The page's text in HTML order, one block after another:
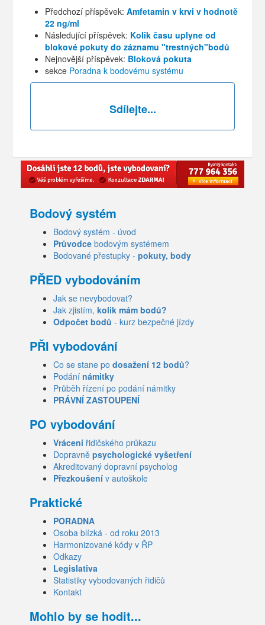
Předchozí příspěvek: Amfetamin v krvi v hodnotě
22 ng/ml
Následující příspěvek: Kolik času uplyne od
blokové pokuty do záznamu "trestných"bodů
Nejnovější příspěvek: Bloková pokuta
sekce Poradna k bodovému systému
Sdílejte...
Bodový systém
Bodový systém - úvod
Průvodce bodovým systémem
Bodované přestupky - pokuty, body
PŘED vybodováním
Jak se nevybodovat?
Jak zjistím, kolik mám bodů?
Odpočet bodů - kurz bezpečné jízdy
PŘI vybodování
Co se stane po dosažení 12 bodů?
Podání námitky
Průběh řízení po podání námitky
PRÁVNÍ ZASTOUPENÍ
PO vybodování
Vrácení řidičského průkazu
Dopravně psychologické vyšetření
Akreditovaný dopravní psycholog
Přezkoušení v autoškole
Praktické
PORADNA
Osoba blízká - od roku 2013
Harmonizované kódy v ŘP
Odkazy
Legislativa
Statistiky vybodovaných řidičů
Kontakt
Mohlo by se hodit...